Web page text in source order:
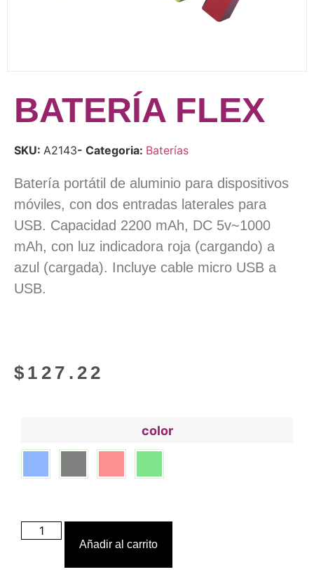
BATERÍA FLEX
SKU: A2143- Categoria: Baterías
Batería portátil de aluminio para dispositivos
móviles, con dos entradas laterales para
USB. Capacidad 2200 mAh, DC 5v~1000
mAh, con luz indicadora roja (cargando) a
azul (cargada). Incluye cable micro USB a
USB.
$ 127.22
color
Añadir al carrito